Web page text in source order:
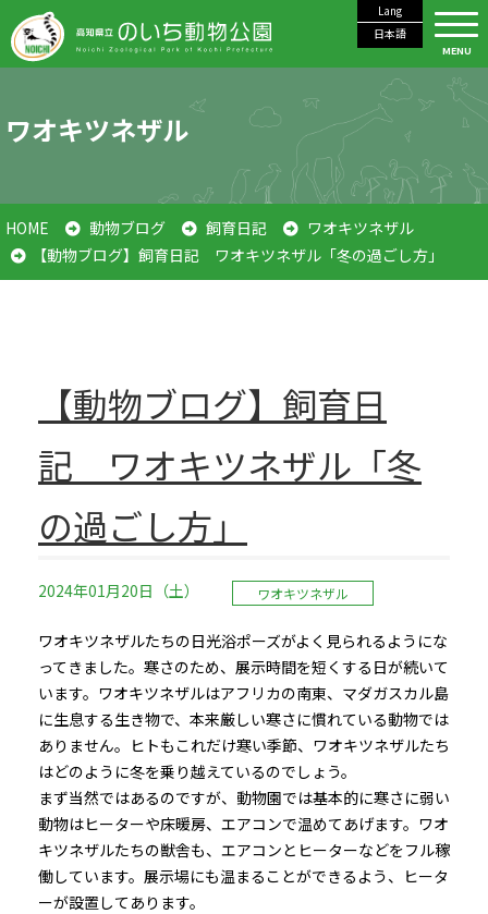
Lang
日本語
MENU
ワオキツネザル
HOME 動物ブログ 飼育日記
ワオキツネザル
【動物ブログ】飼育日記 ワオキツネザル「冬の過ごし方」
【動物ブログ】飼育日
記 ワオキツネザル「冬
の過ごし方」
2024年01月20日（土） ワオキツネザル
ワオキツネザルたちの日光浴ポーズがよく見られるようにな
ってきました。寒さのため、展示時間を短くする日が続いて
います。ワオキツネザルはアフリカの南東、マダガスカル島
に生息する生き物で、本来厳しい寒さに慣れている動物では
ありません。ヒトもこれだけ寒い季節、ワオキツネザルたち
はどのように冬を乗り越えているのでしょう。
まず当然ではあるのですが、動物園では基本的に寒さに弱い
動物はヒーターや床暖房、エアコンで温めてあげます。ワオ
キツネザルたちの獣舎も、エアコンとヒーターなどをフル稼
働しています。展示場にも温まることができるよう、ヒータ
ーが設置してあります。